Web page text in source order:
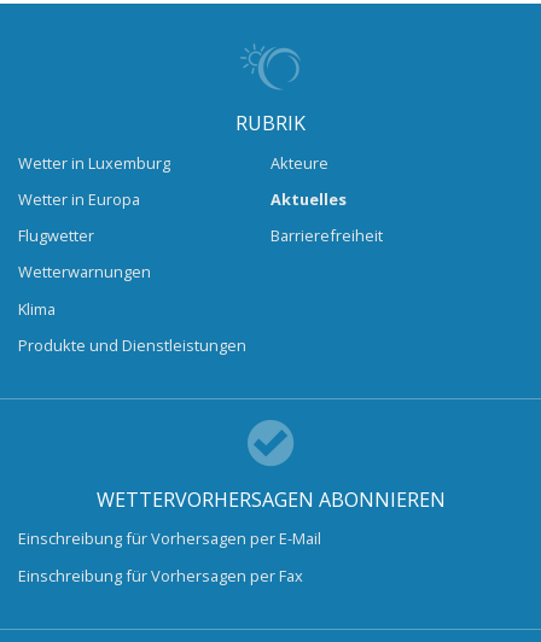
RUBRIK
Wetter in Luxemburg
Wetter in Europa
Flugwetter
Wetterwarnungen
Klima
Produkte und Dienstleistungen
Akteure
Aktuelles
Barrierefreiheit
WETTERVORHERSAGEN ABONNIEREN
Einschreibung für Vorhersagen per E-Mail
Einschreibung für Vorhersagen per Fax